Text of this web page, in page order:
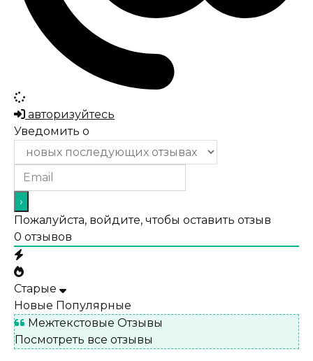
авторизуйтесь
Уведомить о
Пожалуйста, войдите, чтобы оставить отзыв
0 отзывов
Старые
Новые Популярные
Межтекстовые Отзывы
Посмотреть все отзывы